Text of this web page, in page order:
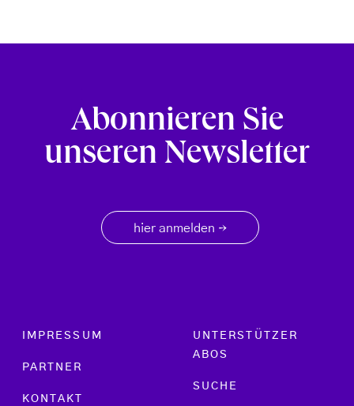
Abonnieren Sie
unseren Newsletter
hier anmelden →
Footer menu
IMPRESSUM
PARTNER
KONTAKT
UNTERSTÜTZER
ABOS
SUCHE